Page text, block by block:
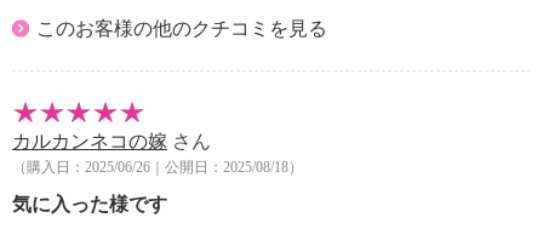
このお客様の他のクチコミを見る
カルカンネコの嫁 さん
（購入日：2025/06/26｜公開日：2025/08/18）
気に入った様です